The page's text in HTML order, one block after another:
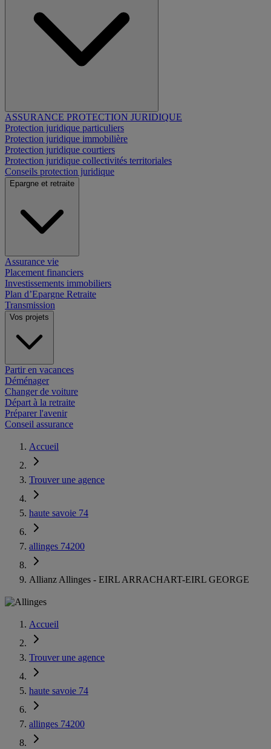
ASSURANCE PROTECTION JURIDIQUE
Protection juridique particuliers
Protection juridique immobilière
Protection juridique courtiers
Protection juridique collectivités territoriales
Conseils protection juridique
Epargne et retraite
Assurance vie
Placement financiers
Investissements immobiliers
Plan d’Epargne Retraite
Transmission
Vos projets
Partir en vacances
Déménager
Changer de voiture
Départ à la retraite
Préparer l'avenir
Conseil assurance
Accueil
Trouver une agence
haute savoie 74
allinges 74200
Allianz Allinges - EIRL ARRACHART-EIRL GEORGE
Accueil
Trouver une agence
haute savoie 74
allinges 74200